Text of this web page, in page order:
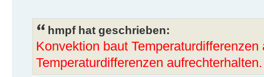
hmpf hat geschrieben:
Konvektion baut
Temperaturdifferenzen aufrechterhalten.